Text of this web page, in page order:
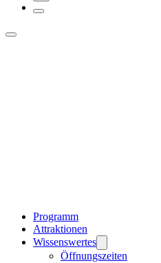
Programm
Attraktionen
Wissenswertes
Öffnungszeiten